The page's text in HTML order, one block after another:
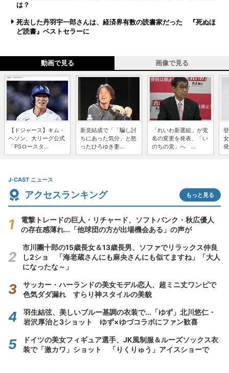
は？
死去した丹羽宇一郎さんは、経済界有数の読書家だった 『死ぬほ
ど読書』ベストセラーに
動画で見る 画像で見る
【ドジャース】キム・
ヘソン、大リーグ公式
「PSロースタ...
新党結成で「「騙し討
ちにあった気分」と怒
ったひろゆき妻...
「れいわ新選組」が党
名の変更を発表、「い
のちの党」へ ...
J-CAST ニュース
アクセスランキング もっと見る
電撃トレードの巨人・リチャード、ソフトバンク・秋広優人
の存在感薄れ...「他球団の方が出場機会ある」の声が
市川團十郎の15歳長女＆13歳長男、ソファでリラックス仲良
し2ショ 「海老蔵さんにも麻央さんにも似てますね」「大人
になったな～」
サッカー・ハーランドの美女モデル恋人、超ミニ丈ワンピで
色気ダダ漏れ すらり神スタイルの美貌
羽生結弦、美しいブルー基調の衣装で...「ゆず」北川悠仁・
岩沢厚治と3ショット ゆず×ゆづコラボにファン歓喜
ドイツの美女フィギュア選手、JK風制服＆ルーズソックス衣
装で「激カワ」ショット 「りくりゅう」アイスショーで